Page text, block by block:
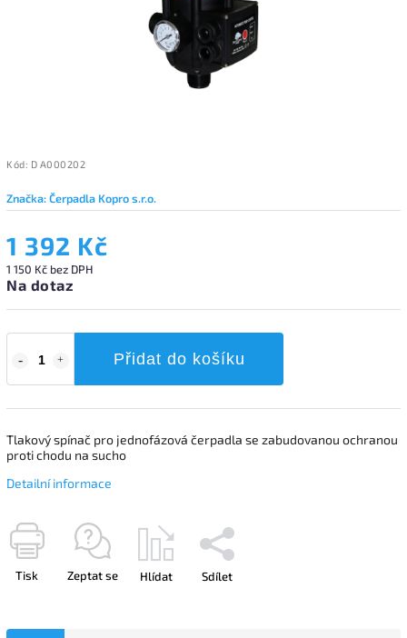
Kód: D A000202
Značka:Čerpadla Kopro s.r.o.
1 392 Kč
1 150 Kč bez DPH
Na dotaz
Přidat do košíku
Tlakový spínač pro jednofázová čerpadla se zabudovanou ochranou
proti chodu na sucho
Detailní informace
Tisk Zeptat se Hlídat Sdílet